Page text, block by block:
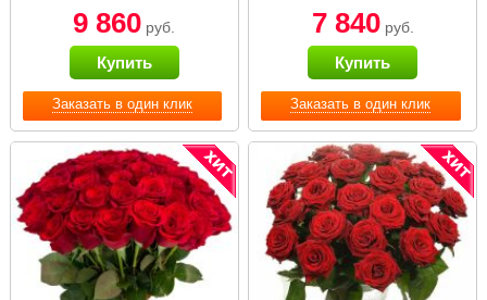
Заказать в один клик
9 860 руб.
Купить
Заказать в один клик
7 840руб.
Купить